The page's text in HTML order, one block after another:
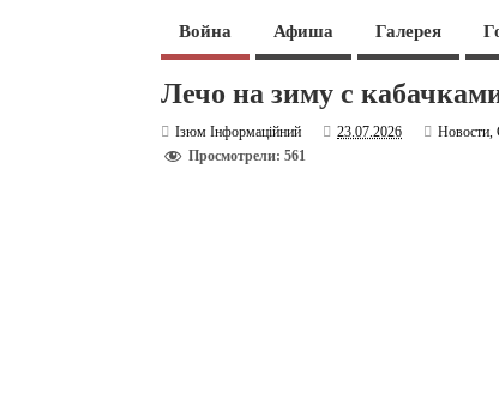
Война Афиша Галерея
Лечо на зиму с
Ізюм Інформаційний 23.07.2026 Новости,
Просмотрели: 561